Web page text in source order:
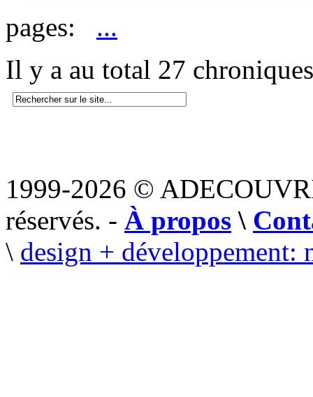
pages: ...
Il y a au total 27 chroniques
1999-2026 ©
réservés. - À propos \
\ design + développement: